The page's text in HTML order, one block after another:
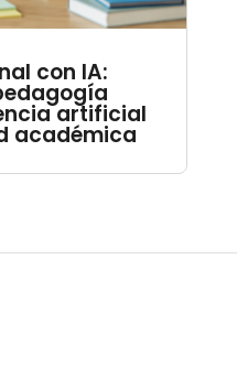
con IA:
artificial
académica